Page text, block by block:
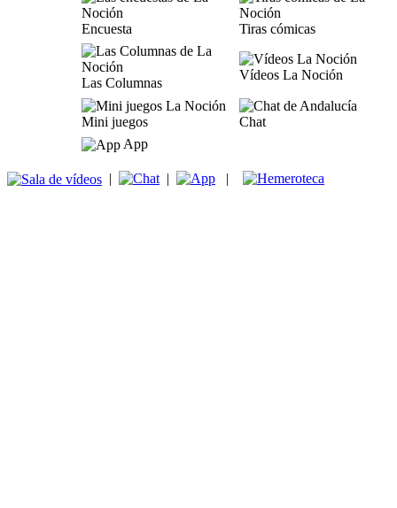
Encuesta Tiras cómicas
Las Columnas
Vídeos La Noción
Mini juegos
Chat
App
| | |